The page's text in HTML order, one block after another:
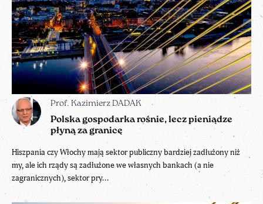
Prof. Kazimierz DADAK
Polska gospodarka rośnie, lecz pieniądze
płyną za granicę
Hiszpania czy Włochy mają sektor publiczny bardziej zadłużony niż
my, ale ich rządy są zadłużone we własnych bankach (a nie
zagranicznych), sektor pry...